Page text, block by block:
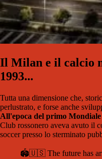
Il Milan e il calcio
1993...
Tutta una dimensione che,
perlustrato, e forse anche
All'epoca del primo
Club rossonero aveva avuto il
soccer presso lo sterminato
🏟️🇺🇸 The future has